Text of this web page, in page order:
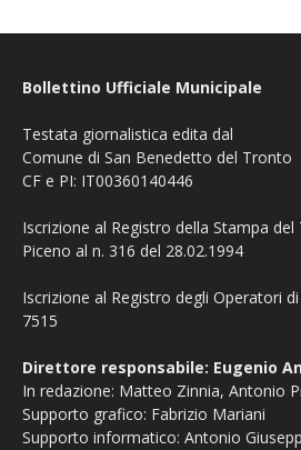
Bollettino Ufficiale Municipale
Testata giornalistica edita dal
Comune di San Benedetto del Tronto
CF e PI: IT00360140446
Iscrizione al Registro della Stampa del
Piceno al n. 316 del 28.02.1994
Iscrizione al Registro degli Operatori
7515
Direttore responsabile: Eugenio
In redazione: Matteo Zinnia, Antonio
Supporto grafico: Fabrizio Mariani
Supporto informatico: Antonio